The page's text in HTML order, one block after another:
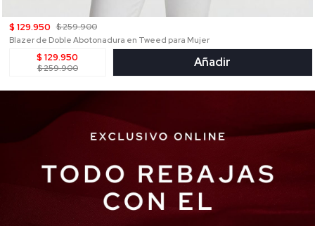
$ 129.950 $ 259.900
Blazer de Doble Abotonadura en Tweed para Mujer
$ 129.950
$ 259.900 Añadir